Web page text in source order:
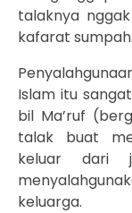
talaknya
kafarat sumpah.
Islam itu
bil Ma’ruf
talak buat
keluar dari
keluarga.